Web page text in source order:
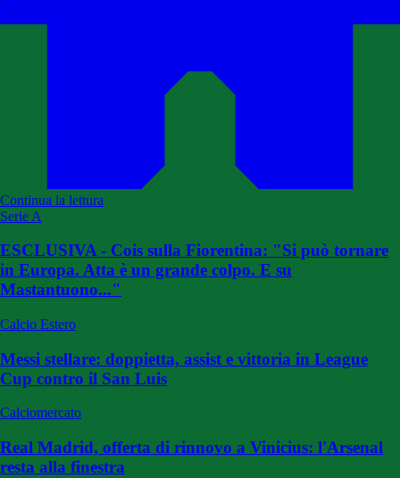
Continua la lettura
Serie A
ESCLUSIVA - Cois sulla Fiorentina: "Si può tornare
in Europa. Atta è un grande colpo. E su
Mastantuono..."
Calcio Estero
Messi stellare: doppietta, assist e vittoria in League
Cup contro il San Luis
Calciomercato
Real Madrid, offerta di rinnovo a Vinicius: l'Arsenal
resta alla finestra